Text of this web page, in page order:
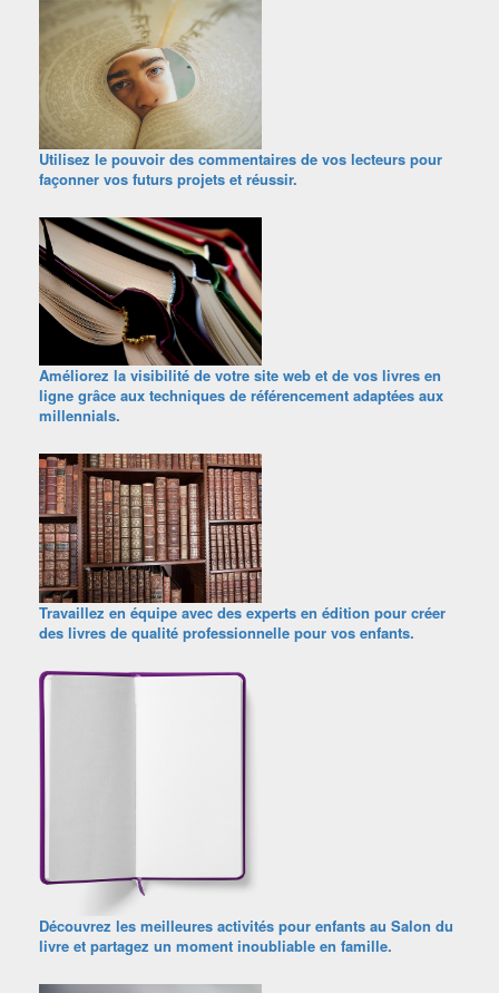
Utilisez le pouvoir des commentaires de vos lecteurs pour
façonner vos futurs projets et réussir.
Améliorez la visibilité de votre site web et de vos livres en
ligne grâce aux techniques de référencement adaptées aux
millennials.
Travaillez en équipe avec des experts en édition pour créer
des livres de qualité professionnelle pour vos enfants.
Découvrez les meilleures activités pour enfants au Salon du
livre et partagez un moment inoubliable en famille.